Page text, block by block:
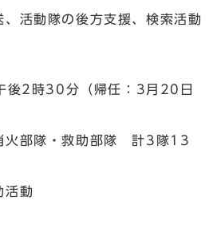
、活動隊の後方支援、検索活動
後2時30分（帰任：3月20日
火部隊・救助部隊 計3隊13
活動